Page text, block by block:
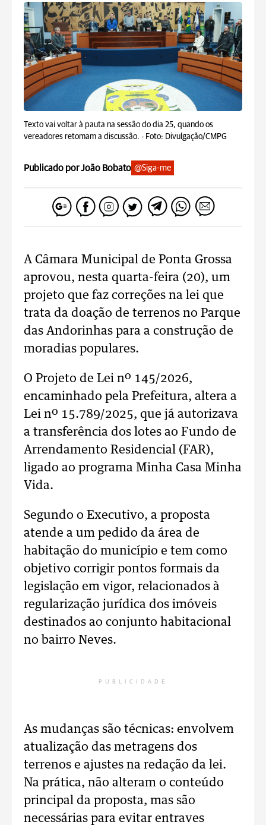
Texto vai voltar à pauta na sessão do dia 25, quando os
vereadores retomam a discussão. - Foto: Divulgação/CMPG
Publicado por João Bobato @Siga-me
A Câmara Municipal de Ponta Grossa
aprovou, nesta quarta-feira (20), um
projeto que faz correções na lei que
trata da doação de terrenos no Parque
das Andorinhas para a construção de
moradias populares.
O Projeto de Lei nº 145/2026,
encaminhado pela Prefeitura, altera a
Lei nº 15.789/2025, que já autorizava
a transferência dos lotes ao Fundo de
Arrendamento Residencial (FAR),
ligado ao programa Minha Casa Minha
Vida.
Segundo o Executivo, a proposta
atende a um pedido da área de
habitação do município e tem como
objetivo corrigir pontos formais da
legislação em vigor, relacionados à
regularização jurídica dos imóveis
destinados ao conjunto habitacional
no bairro Neves.
PUBLICIDADE
As mudanças são técnicas: envolvem
atualização das metragens dos
terrenos e ajustes na redação da lei.
Na prática, não alteram o conteúdo
principal da proposta, mas são
necessárias para evitar entraves